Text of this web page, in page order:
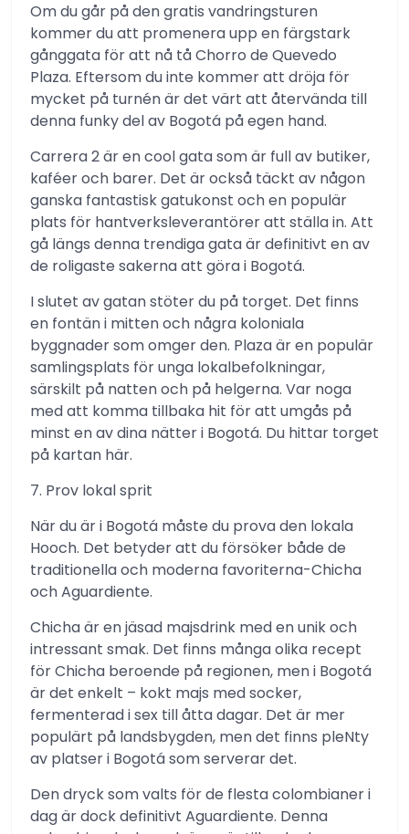
Om du går på den gratis vandringsturen
kommer du att promenera upp en färgstark
gånggata för att nå tå Chorro de Quevedo
Plaza. Eftersom du inte kommer att dröja för
mycket på turnén är det värt att återvända till
denna funky del av Bogotá på egen hand.
Carrera 2 är en cool gata som är full av butiker,
kaféer och barer. Det är också täckt av någon
ganska fantastisk gatukonst och en populär
plats för hantverksleverantörer att ställa in. Att
gå längs denna trendiga gata är definitivt en av
de roligaste sakerna att göra i Bogotá.
I slutet av gatan stöter du på torget. Det finns
en fontän i mitten och några koloniala
byggnader som omger den. Plaza är en populär
samlingsplats för unga lokalbefolkningar,
särskilt på natten och på helgerna. Var noga
med att komma tillbaka hit för att umgås på
minst en av dina nätter i Bogotá. Du hittar torget
på kartan här.
7. Prov lokal sprit
När du är i Bogotá måste du prova den lokala
Hooch. Det betyder att du försöker både de
traditionella och moderna favoriterna-Chicha
och Aguardiente.
Chicha är en jäsad majsdrink med en unik och
intressant smak. Det finns många olika recept
för Chicha beroende på regionen, men i Bogotá
är det enkelt – kokt majs med socker,
fermenterad i sex till åtta dagar. Det är mer
populärt på landsbygden, men det finns pleNty
av platser i Bogotá som serverar det.
Den dryck som valts för de flesta colombianer i
dag är dock definitivt Aguardiente. Denna